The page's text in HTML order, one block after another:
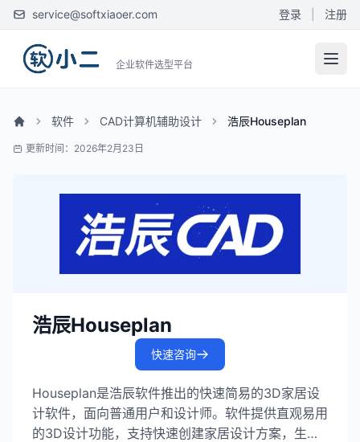
service@softxiaoer.com 登录 注册
企业软件选型平台
软件 CAD计算机辅助设计 浩辰Houseplan
更新时间：2026年2月23日
浩辰Houseplan
快速咨询
Houseplan是浩辰软件推出的快速简易的3D家居设
计软件，面向普通用户和设计师。软件提供直观易用
的3D设计功能，支持快速创建家居设计方案，生成